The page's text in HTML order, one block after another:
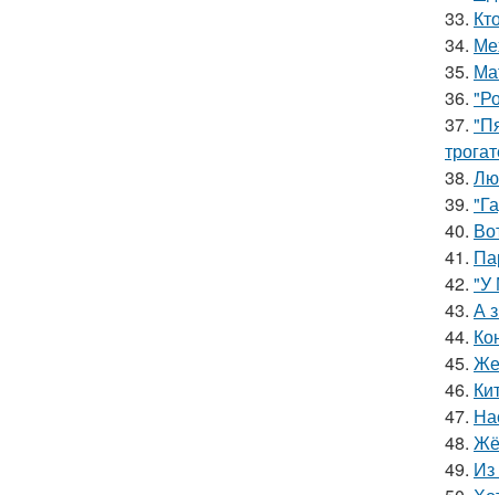
33.
34.
35.
36.
37.
38.
39.
40.
41.
42. "У
43. А
44.
45.
46.
47.
48.
49. Из